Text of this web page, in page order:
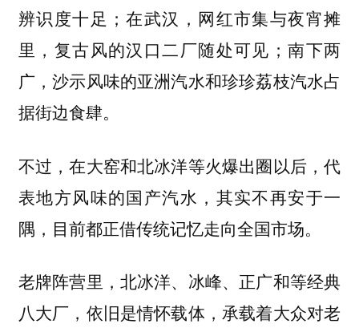
辨识度十足；在武汉，网红市集与夜宵摊
里，复古风的汉口二厂随处可见；南下两
广，沙示风味的亚洲汽水和珍珍荔枝汽水占
据街边食肆。
不过，在大窑和北冰洋等火爆出圈以后，代
表地方风味的国产汽水，其实不再安于一
隅，目前都正借传统记忆走向全国市场。
老牌阵营里，北冰洋、冰峰、正广和等经典
八大厂，依旧是情怀载体，承载着大众对老